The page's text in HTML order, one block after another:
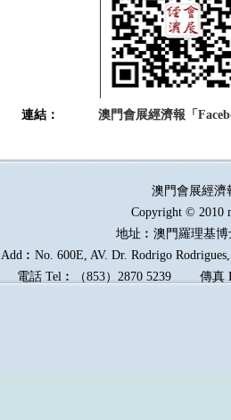
連結： 澳門會展經濟報「
澳門會展經
Copyright © 2010
地址︰澳門羅理基
Add︰No. 600E, AV. Dr. Rodrigo
電話 Tel︰（853）2870 5239傳真